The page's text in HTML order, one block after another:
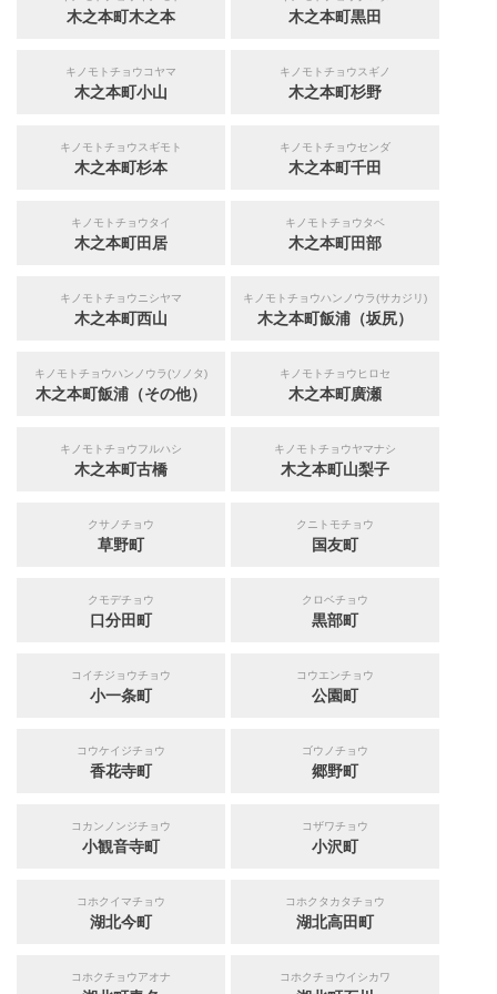
木之本町木之本 木之本町黒田
キノモトチョウコヤマ
木之本町小山
キノモトチョウスギノ
木之本町杉野
キノモトチョウスギモト
木之本町杉本
キノモトチョウセンダ
木之本町千田
キノモトチョウタイ
木之本町田居
キノモトチョウタベ
木之本町田部
キノモトチョウニシヤマ
木之本町西山
キノモトチョウハンノウラ(サカジリ)
木之本町飯浦（坂尻）
キノモトチョウハンノウラ(ソノタ)
木之本町飯浦（その他）
キノモトチョウヒロセ
木之本町廣瀬
キノモトチョウフルハシ
木之本町古橋
キノモトチョウヤマナシ
木之本町山梨子
クサノチョウ
草野町
クニトモチョウ
国友町
クモデチョウ
口分田町
クロベチョウ
黒部町
コイチジョウチョウ
小一条町
コウエンチョウ
公園町
コウケイジチョウ
香花寺町
ゴウノチョウ
郷野町
コカンノンジチョウ
小観音寺町
コザワチョウ
小沢町
コホクイマチョウ
湖北今町
コホクタカタチョウ
湖北高田町
コホクチョウアオナ コホクチョウイシカワ